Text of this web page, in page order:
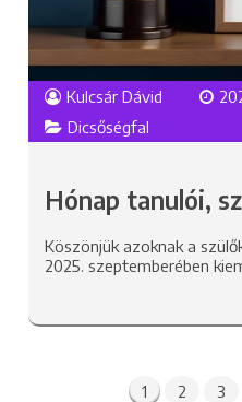
Kulcsár Dávid
Dicsőségfal
Hónap tanulói,
Köszönjük azoknak a
2025. szeptemberében
1 2 3